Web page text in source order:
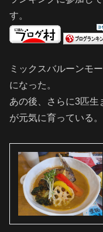
す。
ミックスバルーンモ
になった。
あの後、さらに3匹
が元気に育っている。